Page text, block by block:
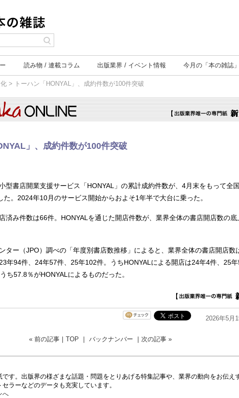
読み物 連載コラム 出版業界 イベント情報 今月の 「本の雑誌」
> トーハン「HONYAL」、成約件数が100件突破
」、成約件数が100件突破
型書店開業支援サービス「HONYAL」の累計成約件数が、4月末をもって全
た。2024年10月のサービス開始からおよそ1年半で大台に乗った。
済み件数は66件。HONYALを通じた開店件数が、業界全体の書店開店数の底
ター（JPO）調べの「年度別書店数推移」によると、業界全体の書店開店数
年94件、24年57件、25年102件。うちHONYALによる開店は24年4件、25
ち57.8％がHONYALによるものだった。
2026年5月
« 前の記事｜ TOP ｜ バックナンバー ｜ 次の記事 »
す。出版界の様ざまな話題・問題をとりあげる特集記事や、業界の動向をお伝え
ラーなどのデータも充実しています。
へ